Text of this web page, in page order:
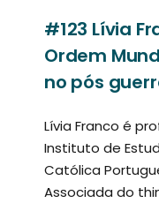
#123 Lívia
Ordem
no pós
Lívia Franco é
Instituto de
Católica
Associada do